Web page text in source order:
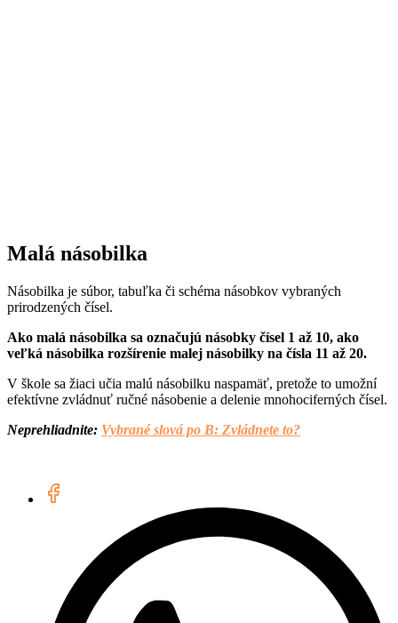
Malá násobilka
Násobilka je súbor, tabuľka či schéma násobkov vybraných
prirodzených čísel.
Ako malá násobilka sa označujú násobky čísel 1 až 10, ako
veľká násobilka rozšírenie malej násobilky na čísla 11 až 20.
V škole sa žiaci učia malú násobilku naspamäť, pretože to umožní
efektívne zvládnuť ručné násobenie a delenie mnohociferných čísel.
Neprehliadnite: Vybrané slová po B: Zvládnete to?